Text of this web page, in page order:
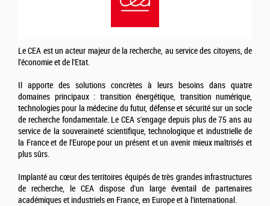
Le CEA est un acteur majeur de la recherche, au service des citoyens, de
l'économie et de l'Etat.
Il apporte des solutions concrètes à leurs besoins dans quatre
domaines principaux : transition énergétique, transition numérique,
technologies pour la médecine du futur, défense et sécurité sur un socle
de recherche fondamentale. Le CEA s'engage depuis plus de 75 ans au
service de la souveraineté scientifique, technologique et industrielle de
la France et de l'Europe pour un présent et un avenir mieux maîtrisés et
plus sûrs.
Implanté au cœur des territoires équipés de très grandes infrastructures
de recherche, le CEA dispose d'un large éventail de partenaires
académiques et industriels en France, en Europe et à l'international.